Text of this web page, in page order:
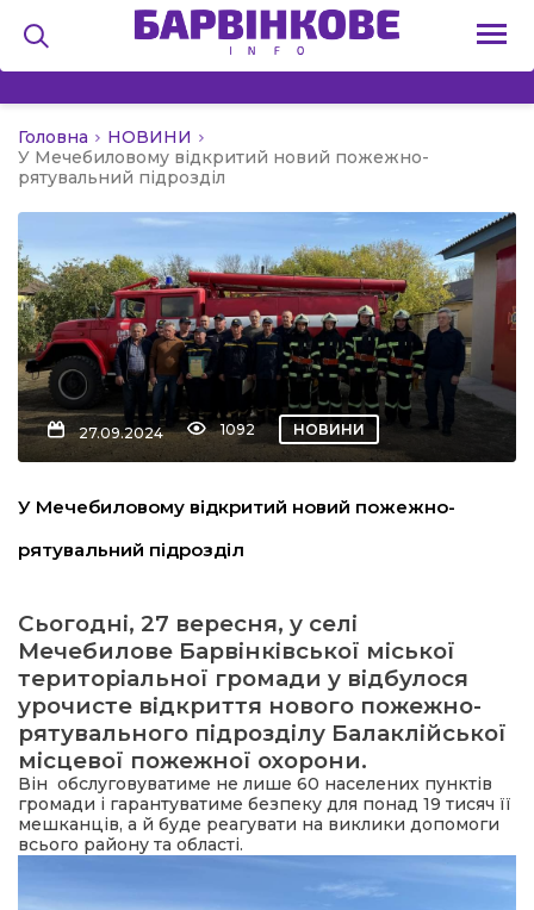
Головна
НОВИНИ
У Мечебиловому відкритий новий пожежно-
рятувальний підрозділ
27.09.2024 1092 НОВИНИ
У Мечебиловому відкритий новий пожежно-
рятувальний підрозділ
Сьогодні, 27 вересня, у селі
Мечебилове Барвінківської міської
територіальної громади у відбулося
урочисте відкриття нового пожежно-
рятувального підрозділу Балаклійської
місцевої пожежної охорони.
Він обслуговуватиме не лише 60 населених пунктів
громади і гарантуватиме безпеку для понад 19 тисяч її
мешканців, а й буде реагувати на виклики допомоги
всього району та області.